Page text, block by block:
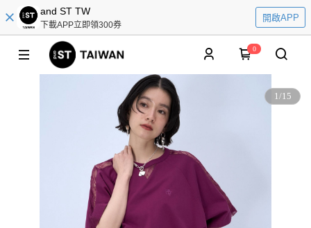
and ST TW
下載APP立即領300券
開啟APP
0
1/15